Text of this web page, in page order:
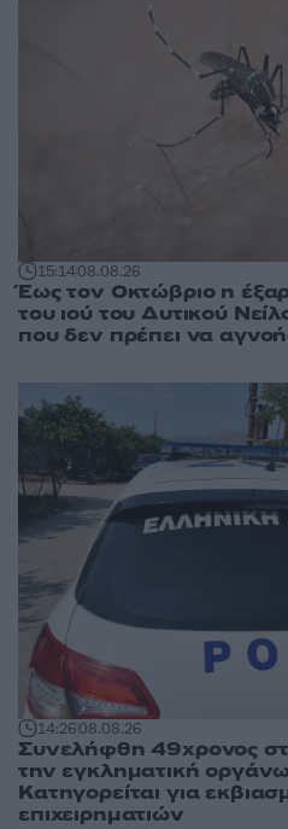
15:1408.08.26
Έως τον Οκτώβριο η
του ιού του Δυτικού
που δεν πρέπει να
14:2608.08.26
Συνελήφθη 49χρονος
την εγκληματική
Κατηγορείται για
επιχειρηματιών